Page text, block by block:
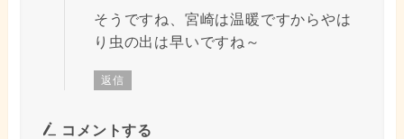
そうですね、宮崎は温暖ですからやは
り虫の出は早いですね～
返信
コメントする